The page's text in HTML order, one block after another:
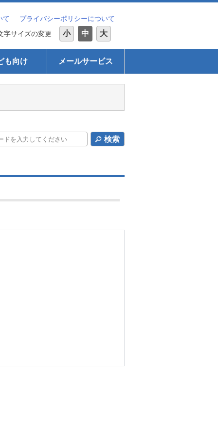
て
プライバシーポリシーについて
字サイズの変更
小 中 大
も向け メールサービス
検索